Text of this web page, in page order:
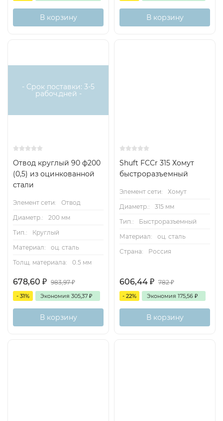
В корзину В корзину
- Срок поставки: 3-5
рабоч.дней -
Отвод круглый 90 ф200
(0,5) из оцинкованной
стали
Элемент сети:
Отвод
Диаметр.:
200 мм
Тип.:
Круглый
Материал:
оц. сталь
Толщ. материала:
0.5 мм
678,60 ₽ 983,97₽
- 31% Экономия 305,37 ₽
В корзину
Shuft FCCr 315 Хомут
быстроразъемный
Элемент сети:
Хомут
Диаметр.:
315 мм
Тип.:
Быстроразъемный
Материал:
оц. сталь
Страна:
Россия
606,44 ₽ 782₽
- 22% Экономия 175,56 ₽
В корзину